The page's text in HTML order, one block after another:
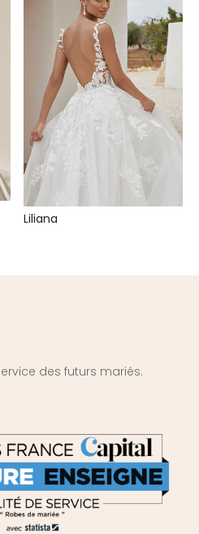
Liliana
des futurs mariés.